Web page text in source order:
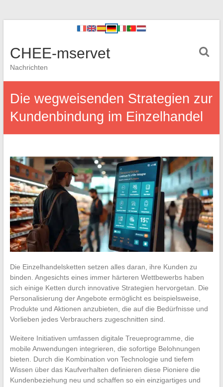
CHEE-mservet
Nachrichten
Die wegweisenden Strategien zur
Kundenbindung im Einzelhandel
Die Einzelhandelsketten setzen alles daran, ihre Kunden zu
binden. Angesichts eines immer härteren Wettbewerbs haben
sich einige Ketten durch innovative Strategien hervorgetan. Die
Personalisierung der Angebote ermöglicht es beispielsweise,
Produkte und Aktionen anzubieten, die auf die Bedürfnisse und
Vorlieben jedes Verbrauchers zugeschnitten sind.
Weitere Initiativen umfassen digitale Treueprogramme, die
mobile Anwendungen integrieren, die sofortige Belohnungen
bieten. Durch die Kombination von Technologie und tiefem
Wissen über das Kaufverhalten definieren diese Pioniere die
Kundenbeziehung neu und schaffen so ein einzigartiges und